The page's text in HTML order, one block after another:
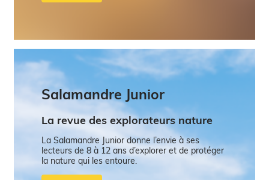
Salamandre Junior
La revue des explorateurs nature
La Salamandre Junior donne l’envie à ses
lecteurs de 8 à 12 ans d’explorer et de protéger
la nature qui les entoure.